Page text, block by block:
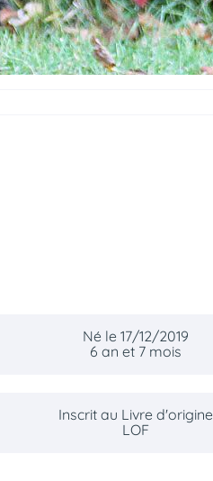
Né le 17/12/2019
6 an et 7 mois
Inscrit au Livre d'origine
LOF